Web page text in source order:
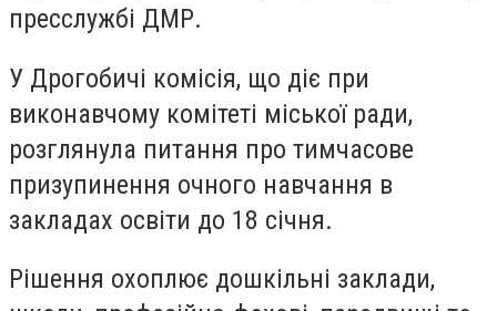
пресслужбі ДМР.
У Дрогобичі комісія, що діє при
виконавчому комітеті міської ради,
розглянула питання про тимчасове
призупинення очного навчання в
закладах освіти до 18 січня.
Рішення охоплює дошкільні заклади,